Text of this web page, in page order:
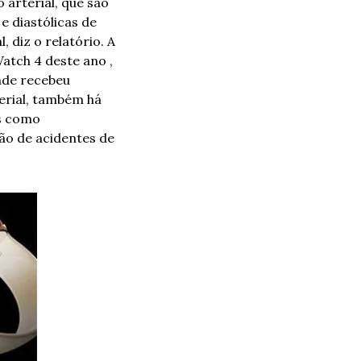
diastólicas de
diz o relatório. A
4 deste ano ,
recebeu
também há
como
de acidentes de